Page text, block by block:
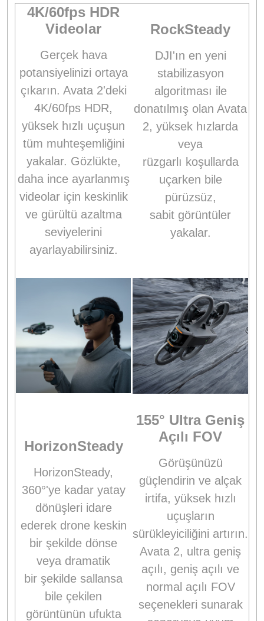
4K/60fps HDR
Videolar
Gerçek hava
potansiyelinizi ortaya
çıkarın. Avata 2'deki
4K/60fps HDR,
yüksek hızlı uçuşun
tüm muhteşemliğini
yakalar. Gözlükte,
daha ince ayarlanmış
videolar için keskinlik
ve gürültü azaltma
seviyelerini
ayarlayabilirsiniz.
RockSteady
DJI'ın en yeni
stabilizasyon
algoritması ile
donatılmış olan Avata
2, yüksek hızlarda
veya
rüzgarlı koşullarda
uçarken bile
pürüzsüz,
sabit görüntüler
yakalar.
HorizonSteady
HorizonSteady,
360°'ye kadar yatay
dönüşleri idare
ederek drone keskin
bir şekilde dönse
veya dramatik
bir şekilde sallansa
bile çekilen
görüntünün ufukta
155° Ultra Geniş
Açılı FOV
Görüşünüzü
güçlendirin ve alçak
irtifa, yüksek hızlı
uçuşların
sürükleyiciliğini artırın.
Avata 2, ultra geniş
açılı, geniş açılı ve
normal açılı FOV
seçenekleri sunarak